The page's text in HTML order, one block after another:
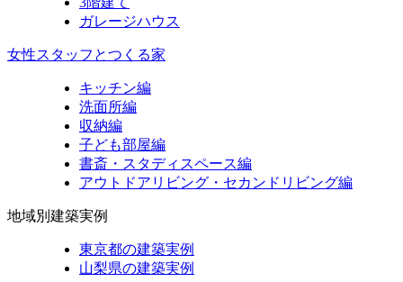
ガレージハウス
女性スタッフとつくる家
キッチン編
洗面所編
収納編
子ども部屋編
書斎・スタディスペース編
アウトドアリビング・セカンドリビング編
地域別建築実例
東京都の建築実例
山梨県の建築実例